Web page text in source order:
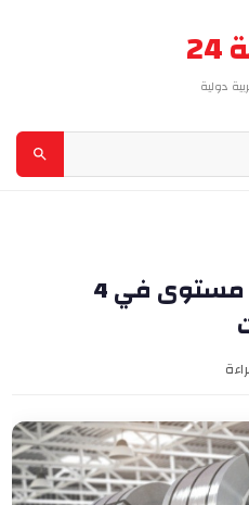
دولية
الألمنيوم يقفز لأعلى مستوى في 4